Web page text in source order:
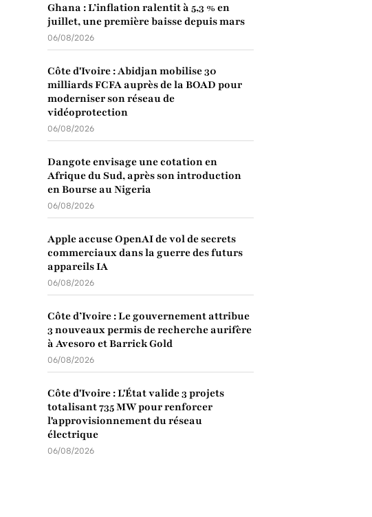
Ghana : L’inflation ralentit à 5,3 % en
juillet, une première baisse depuis mars
06/08/2026
Côte d'Ivoire : Abidjan mobilise 30
milliards FCFA auprès de la BOAD pour
moderniser son réseau de
vidéoprotection
06/08/2026
Dangote envisage une cotation en
Afrique du Sud, après son introduction
en Bourse au Nigeria
06/08/2026
Apple accuse OpenAI de vol de secrets
commerciaux dans la guerre des futurs
appareils IA
06/08/2026
Côte d’Ivoire : Le gouvernement attribue
3 nouveaux permis de recherche aurifère
à Avesoro et Barrick Gold
06/08/2026
Côte d'Ivoire : L'État valide 3 projets
totalisant 735 MW pour renforcer
l'approvisionnement du réseau
électrique
06/08/2026